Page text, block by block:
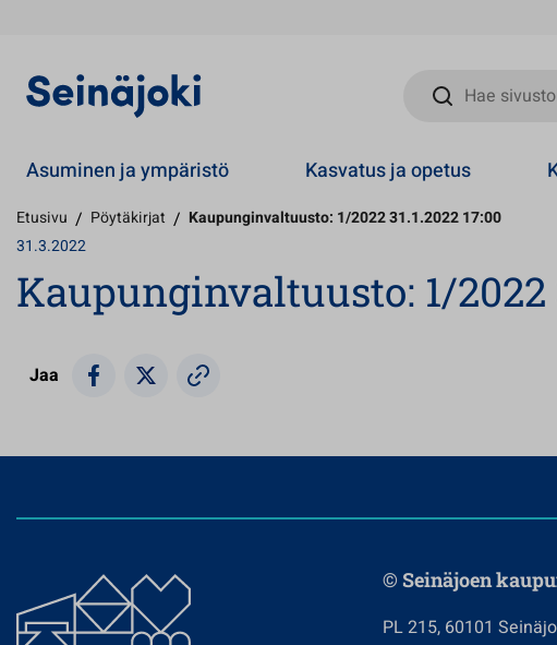
Hae sivustolta
Asuminen ja ympäristö Kasvatus ja opetus
Etusivu / Pöytäkirjat / Kaupunginvaltuusto: 1/2022 31.1.2022 17:00
31.3.2022
Kaupunginvaltuusto: 1/2022
Jaa
© Seinäjoen
PL 215, 60101